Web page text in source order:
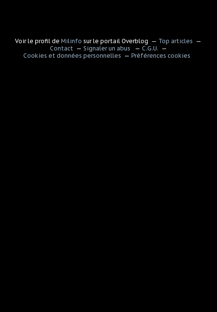
Voir le profil deMilinfo sur le portail Overblog
Top articles
Contact
Signaler un abus
C.G.U.
Cookies et données personnelles
Préférences cookies